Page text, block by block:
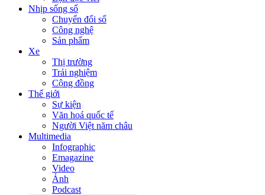
Nhịp sống số
Chuyển đổi số
Công nghệ
Sản phẩm
Xe
Thị trường
Trải nghiệm
Cộng đồng
Thế giới
Sự kiện
Văn hoá quốc tế
Người Việt năm châu
Multimedia
Infographic
Emagazine
Video
Ảnh
Podcast